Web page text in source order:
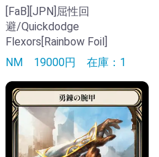
[FaB][JPN]屈性回
避/Quickdodge
Flexors[Rainbow Foil]
NM 19000円 在庫：1